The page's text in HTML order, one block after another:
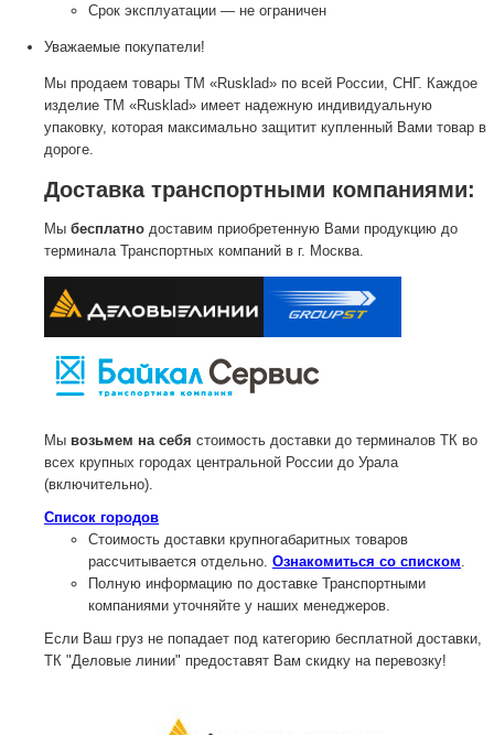
Срок эксплуатации — не ограничен
Уважаемые покупатели!
Мы продаем товары ТМ «Rusklad» по всей России, СНГ. Каждое
изделие ТМ «Rusklad» имеет надежную индивидуальную
упаковку, которая максимально защитит купленный Вами товар в
дороге.
Доставка транспортными компаниями:
Мы бесплатно доставим приобретенную Вами продукцию до
терминала Транспортных компаний в г. Москва.
Мы возьмем на себя стоимость доставки до терминалов ТК во
всех крупных городах центральной России до Урала
(включительно).
Список городов
Стоимость доставки крупногабаритных товаров
рассчитывается отдельно. Ознакомиться со списком.
Полную информацию по доставке Транспортными
компаниями уточняйте у наших менеджеров.
Если Ваш груз не попадает под категорию бесплатной доставки,
ТК "Деловые линии" предоставят Вам скидку на перевозку!